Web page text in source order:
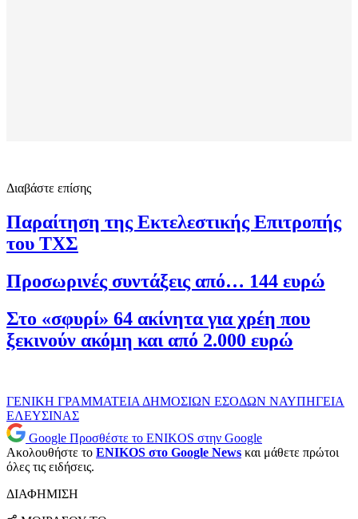
Διαβάστε επίσης
Παραίτηση της Εκτελεστικής Επιτροπής
του ΤΧΣ
Προσωρινές συντάξεις από… 144 ευρώ
Στο «σφυρί» 64 ακίνητα για χρέη που
ξεκινούν ακόμη και από 2.000 ευρώ
ΓΕΝΙΚΗ ΓΡΑΜΜΑΤΕΙΑ ΔΗΜΟΣΙΩΝ ΕΣΟΔΩΝ ΝΑΥΠΗΓΕΙΑ
ΕΛΕΥΣΙΝΑΣ
Google Προσθέστε το ENIKOS στην Google
Ακολουθήστε το ENIKOS στο Google News και μάθετε πρώτοι
όλες τις ειδήσεις.
ΔΙΑΦΗΜΙΣΗ